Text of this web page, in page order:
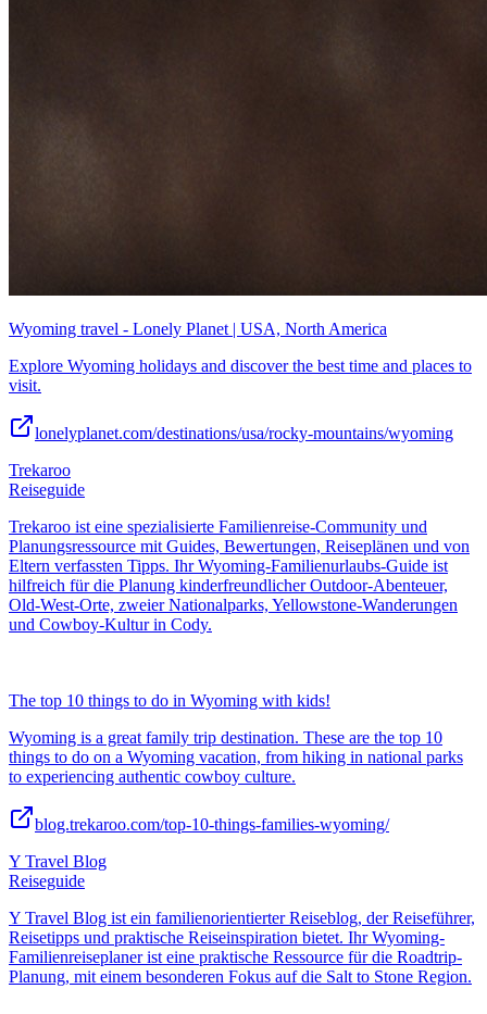
Wyoming travel - Lonely Planet | USA, North America
Explore Wyoming holidays and discover the best time and places to
visit.
lonelyplanet.com/destinations/usa/rocky-mountains/wyoming
Trekaroo
Reiseguide
Trekaroo ist eine spezialisierte Familienreise-Community und
Planungsressource mit Guides, Bewertungen, Reiseplänen und von
Eltern verfassten Tipps. Ihr Wyoming-Familienurlaubs-Guide ist
hilfreich für die Planung kinderfreundlicher Outdoor-Abenteuer,
Old-West-Orte, zweier Nationalparks, Yellowstone-Wanderungen
und Cowboy-Kultur in Cody.
The top 10 things to do in Wyoming with kids!
Wyoming is a great family trip destination. These are the top 10
things to do on a Wyoming vacation, from hiking in national parks
to experiencing authentic cowboy culture.
blog.trekaroo.com/top-10-things-families-wyoming/
Y Travel Blog
Reiseguide
Y Travel Blog ist ein familienorientierter Reiseblog, der Reiseführer,
Reisetipps und praktische Reiseinspiration bietet. Ihr Wyoming-
Familienreiseplaner ist eine praktische Ressource für die Roadtrip-
Planung, mit einem besonderen Fokus auf die Salt to Stone Region.